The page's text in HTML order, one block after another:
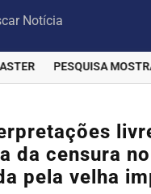
PESQUISA MOSTRA
da censura no
pela velha